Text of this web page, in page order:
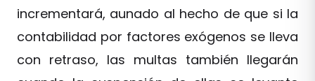
incrementará, aunado al hecho de que si la
contabilidad por factores exógenos se lleva
con retraso, las multas también llegarán